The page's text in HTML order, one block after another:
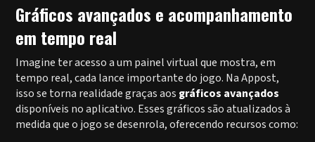
Gráficos avançados e acompanhamento
em tempo real
Imagine ter acesso a um painel virtual que mostra, em
tempo real, cada lance importante do jogo. Na Appost,
isso se torna realidade graças aos gráficos avançados
disponíveis no aplicativo. Esses gráficos são atualizados à
medida que o jogo se desenrola, oferecendo recursos como: